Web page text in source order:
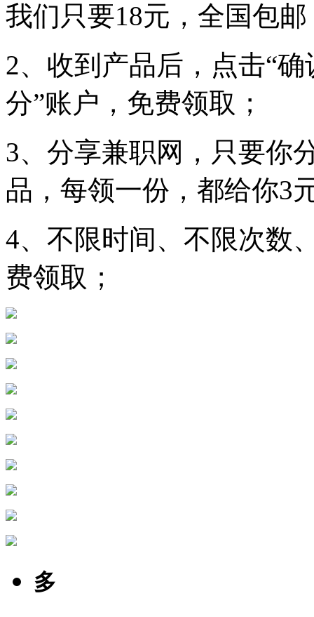
我们只要18元，全国包邮
2、收到产品后，点击“
分”账户，免费领取；
3、分享兼职网，只要你
品，每领一份，都给你3
4、不限时间、不限次数
费领取；
多